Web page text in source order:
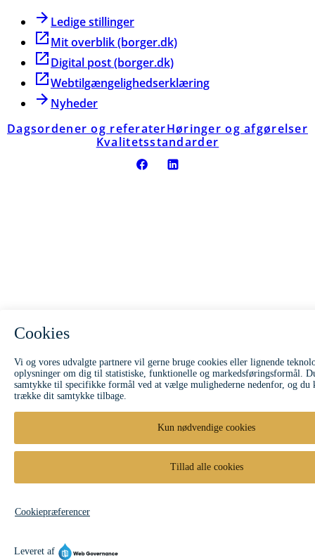
Ledige stillinger
Mit overblik (borger.dk)
Digital post (borger.dk)
Webtilgængelighedserklæring
Nyheder
Dagsordener og referaterHøringer og afgørelser
Kvalitetsstandarder